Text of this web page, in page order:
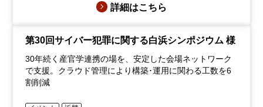
詳細はこちら
第30回サイバー犯罪に関する白浜シンポジウム 様
30年続く産官学連携の場を、安定した会場ネットワーク
で支援。クラウド管理により構築･運用に関わる工数を6
割削減